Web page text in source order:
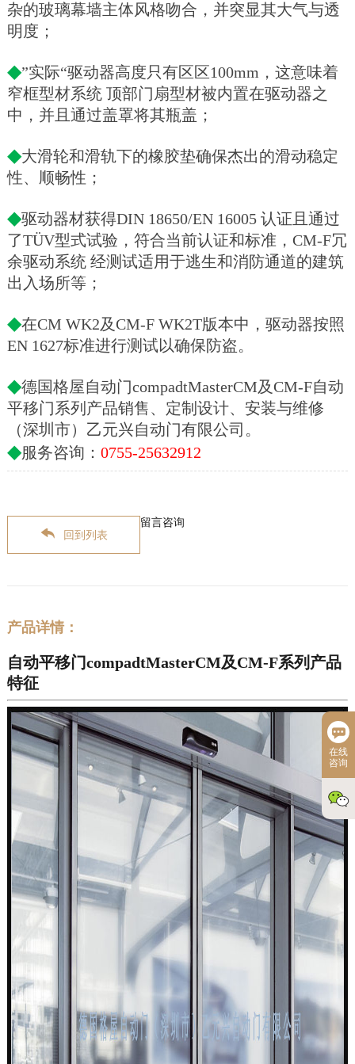
杂的玻璃幕墙主体风格吻合，并突显其大气与透
明度；
◆”实际“驱动器高度只有区区100mm，这意味着
窄框型材系统 顶部门扇型材被内置在驱动器之
中，并且通过盖罩将其瓶盖；
◆大滑轮和滑轨下的橡胶垫确保杰出的滑动稳定
性、顺畅性；
◆驱动器材获得DIN 18650/EN 16005 认证且通过
了TÜV型式试验，符合当前认证和标准，CM-F冗
余驱动系统 经测试适用于逃生和消防通道的建筑
出入场所等；
◆在CM WK2及CM-F WK2T版本中，驱动器按照
EN 1627标准进行测试以确保防盗。
◆德国格屋自动门compadtMasterCM及CM-F自动
平移门系列产品销售、定制设计、安装与维修
（深圳市）乙元兴自动门有限公司。
◆服务咨询： 0755-25632912
回到列表
留言咨询
产品详情：
自动平移门compadtMasterCM及CM-F系列产品
特征
在线
咨询